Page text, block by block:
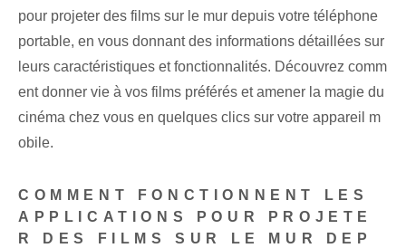
pour projeter des films sur le mur depuis votre téléphone
portable, en vous donnant des informations détaillées sur
leurs caractéristiques et fonctionnalités. Découvrez comm
ent donner vie à vos films préférés et amener la magie du
cinéma chez vous en quelques clics sur votre appareil m
obile.
COMMENT FONCTIONNENT LES
APPLICATIONS POUR PROJETE
R DES FILMS SUR LE MUR DEP